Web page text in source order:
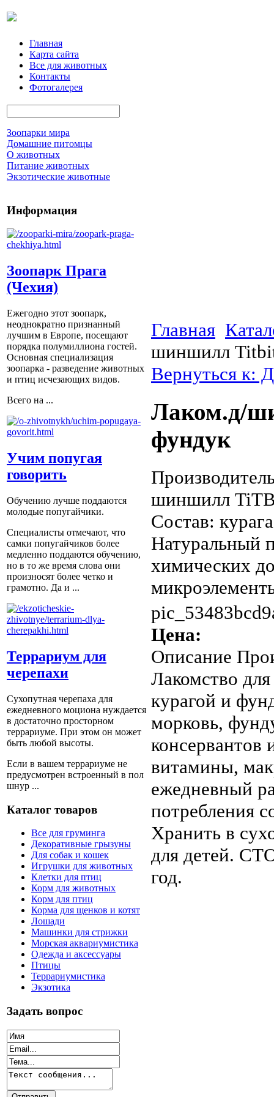
Главная
Карта сайта
Все для животных
Контакты
Фотогалерея
Зоопарки мира
Домашние питомцы
О животных
Питание животных
Экзотические животные
Информация
Зоопарк Прага
(Чехия)
Ежегодно этот зоопарк,
неоднократно признанный
лучшим в Европе, посещают
порядка полумиллиона гостей.
Основная специализация
зоопарка - разведение животных
и птиц исчезающих видов.
Всего на ...
Учим попугая
говорить
Обучению лучше поддаются
молодые попугайчики.
Специалисты отмечают, что
самки попугайчиков более
медленно поддаются обучению,
но в то же время слова они
произносят более четко и
грамотно. Да и ...
Террариум для
черепахи
Сухопутная черепаха для
ежедневного моциона нуждается
в достаточно просторном
террариуме. При этом он может
быть любой высоты.
Если в вашем террариуме не
предусмотрен встроенный в пол
шнур ...
Каталог товаров
Все для груминга
Декоративные грызуны
Для собак и кошек
Игрушки для животных
Клетки для птиц
Корм для животных
Корм для птиц
Корма для щенков и котят
Лошади
Машинки для стрижки
Морская аквариумистика
Одежда и аксессуары
Птицы
Террариумистика
Экзотика
Задать вопрос
Главная
шиншилл Titbit
Вернуться к:
Лаком.д/
фундук
шиншилл
Состав:
Натуральный
химических
Цена:
Описание
Лакомство
курагой и
морковь,
витамины,
ежедневный
потребления
Хранить в
для детей.
год.